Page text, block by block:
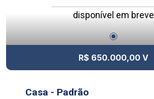
disponível em breve
R$ 650.000,00 V
Casa - Padrão